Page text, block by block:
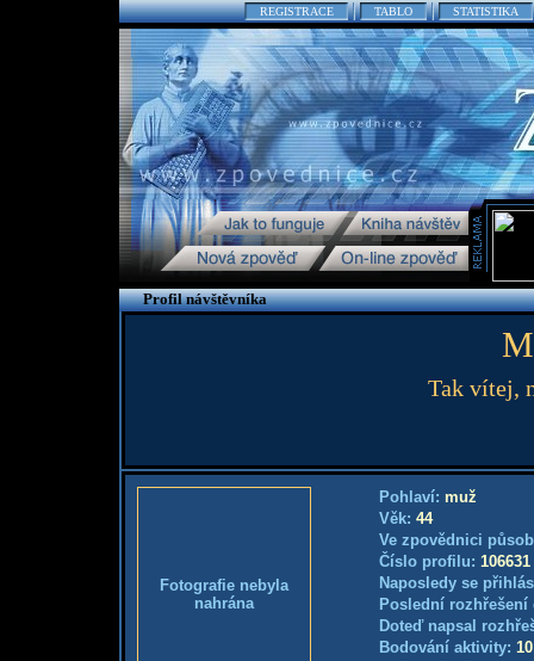
REGISTRACE TABLO STATISTIKA
Profil návštěvníka
Tak vítej,
Fotografie nebyla
nahrána
Pohlaví: muž
Věk: 44
Ve zpovědnici
Číslo profilu: 106631
Naposledy se
Poslední
Doteď napsal
Bodování aktivity: